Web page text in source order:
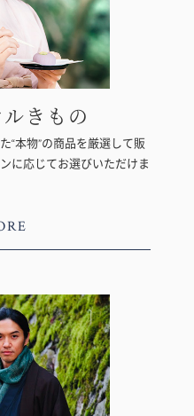
きもの
“本物”の商品を厳選して販
に応じてお選びいただけま